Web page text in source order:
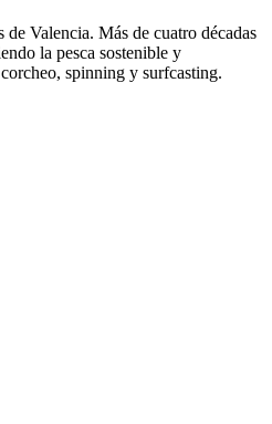
Valencia. Más de cuatro décadas
la pesca sostenible y
spinning y surfcasting.